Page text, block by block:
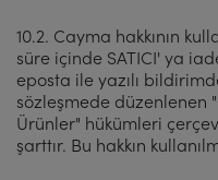
10.2. Cayma hakkının
süre içinde SATICI' ya
eposta ile yazılı
sözleşmede düzenlenen
Ürünler" hükümleri
şarttır. Bu hakkın